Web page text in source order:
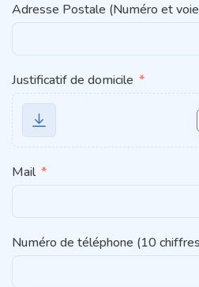
Adresse Postale (Numéro et
Justificatif de domicile
Mail
Numéro de téléphone (10